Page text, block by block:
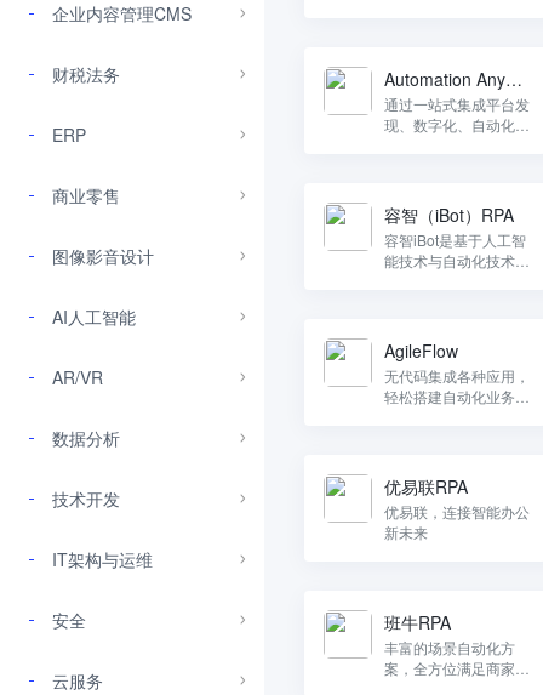
企业内容管理CMS
财税法务
ERP
商业零售
图像影音设计
AI人工智能
AR/VR
数据分析
技术开发
IT架构与运维
安全
云服务
Automation Anywh
ere
通过一站式集成平台发
现、数字化、自动化和
容智（iBot）RPA
容智iBot是基于人工智
能技术与自动化技术开
AgileFlow
无代码集成各种应用，
轻松搭建自动化业务流
优易联RPA
优易联，连接智能办公
新未来
班牛RPA
丰富的场景自动化方
案，全方位满足商家业